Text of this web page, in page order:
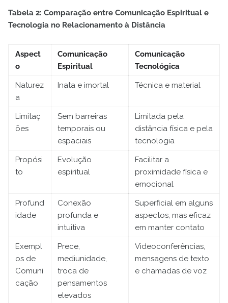
Tabela 2: Comparação entre Comunicação Espiritual e
Tecnologia no Relacionamento à Distância
Aspect
o
Comunicação
Espiritual
Comunicação
Tecnológica
Naturez
a
Inata e imortal Técnica e material
Limitaç
ões
Sem barreiras
temporais ou
espaciais
Limitada pela
distância física e pela
tecnologia
Propósi
to
Evolução
espiritual
Facilitar a
proximidade física e
emocional
Profund
idade
Conexão
profunda e
intuitiva
Superficial em alguns
aspectos, mas eficaz
em manter contato
Exempl
os de
Comuni
cação
Prece,
mediunidade,
troca de
pensamentos
elevados
Videoconferências,
mensagens de texto
e chamadas de voz